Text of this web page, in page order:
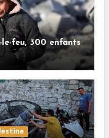
feu, 300 enfants